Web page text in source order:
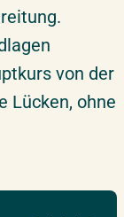
von der
Lücken, ohne